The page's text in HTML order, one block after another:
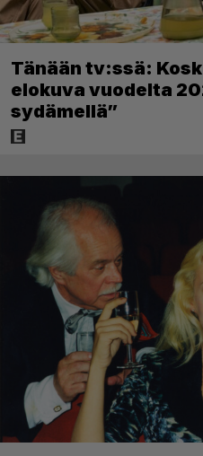
Tänään tv:ssä:
elokuva vuodelta
sydämellä”